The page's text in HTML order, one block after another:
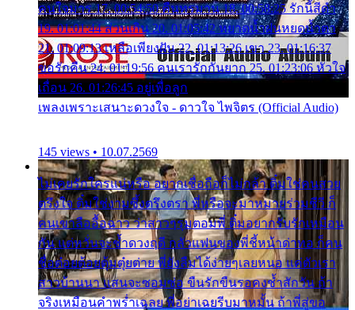
คนใจมาร 17. 00:54:50 คืนทรมาน 18. 00:58:25 รักนี้สีดำ
19. 01:01:44 ส่วนเกิน 20. 01:05:42 หยาดน้ำฝนหยดน้ำตา
21. 01:09:13 เหลือเพียงฝัน 22. 01:13:26 เขา 23. 01:16:37
ขอรักคืน 24. 01:19:56 คนเรารักกันยาก 25. 01:23:06 หัวใจ
เถื่อน 26. 01:26:45 อยู่เพื่อลูก
เพลงเพราะเสนาะดวงใจ - ดาวใจ ไพจิตร (Official Audio)
145 views • 10.07.2569
ไม่เคยรักใครแน่หรือ อยากเชื่อถือก็ไม่กล้า ติ๋มใช่คนสวย
ตรึงใจ ติ๋มใช่งามซึ้งตรึงตรา พี่หรือจะมาหมายร่วมชีวี ก็
คนเขาลืออื้อฉาว ว่าสาวๆรุมตอมพี่ ติ๋มอยากรับรักเหมือน
กัน แต่หวั่นจะช้ำดวงฤดี กลัวแฟนของพี่ชี้หน้าด่าทอ ก็คน
ชื่อต๋อยต้อยตุ้มตุ๋ยต่าย พี่ยังลืมได้ง่ายๆเลยหนอ แค่ตัวเรา
สาวบ้านนา แสนจะซอมซ่อ ขืนรักขืนรอคงช้ำสักวัน ถ้า
จริงเหมือนคำพร่ำเฉลย พี่อย่าเฉยรีบมาหมั้น ถ้าพี่สู่ขอ